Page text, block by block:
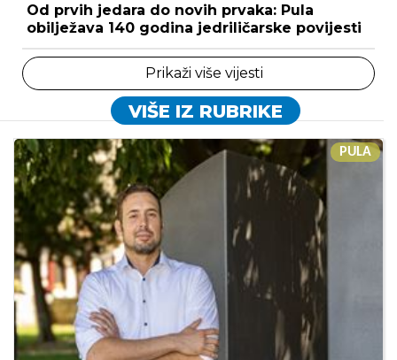
Od prvih jedara do novih prvaka: Pula
obilježava 140 godina jedriličarske povijesti
Prikaži više vijesti
VIŠE IZ RUBRIKE
PULA